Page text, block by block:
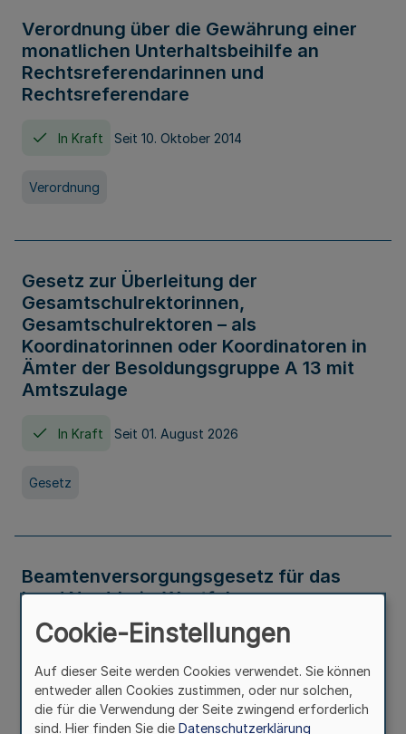
Verordnung über die Gewährung einer
monatlichen Unterhaltsbeihilfe an
Rechtsreferendarinnen und
Rechtsreferendare
In Kraft Seit 10. Oktober 2014
Verordnung
Gesetz zur Überleitung der
Gesamtschulrektorinnen,
Gesamtschulrektoren – als
Koordinatorinnen oder Koordinatoren in
Ämter der Besoldungsgruppe A 13 mit
Amtszulage
In Kraft Seit 01. August 2026
Gesetz
Beamtenversorgungsgesetz für das
Land Nordrhein-Westfalen
(Landesbeamtenversorgungsgesetz -
LBeamtVG NRW)
In Kraft Seit 01. Juli 2016
Cookie-Einstellungen
Auf dieser Seite werden Cookies verwendet. Sie können
entweder allen Cookies zustimmen, oder nur solchen,
die für die Verwendung der Seite zwingend erforderlich
sind. Hier finden Sie die Datenschutzerklärung